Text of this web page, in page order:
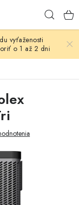
vyťaženosti
o 1 až 2 dni